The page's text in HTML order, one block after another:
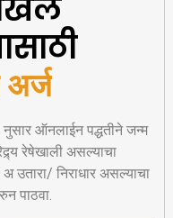
ऑनलाईन पद्धतीने जन्म
रेषेखाली असल्याचा
उतारा/ निराधार असल्याचा
पाठवा.